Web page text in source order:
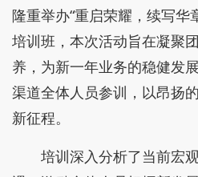
隆重举办“重启荣耀，续写华
培训班，本次活动旨在凝聚
养，为新一年业务的稳健发
渠道全体人员参训，以昂扬
新征程。
培训深入分析了当前宏